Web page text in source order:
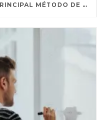
COMUNICACIÓN COMO PRINCIPAL MÉTODO DE PERSUASIÓN